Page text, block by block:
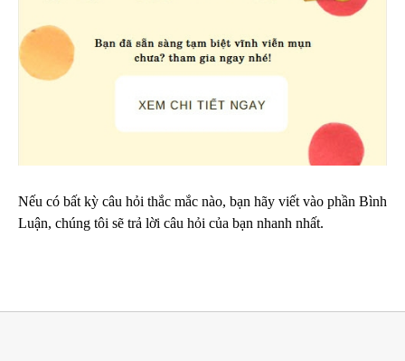
Nếu có bất kỳ câu hỏi thắc mắc nào, bạn hãy viết vào phần Bình
Luận, chúng tôi sẽ trả lời câu hỏi của bạn nhanh nhất.